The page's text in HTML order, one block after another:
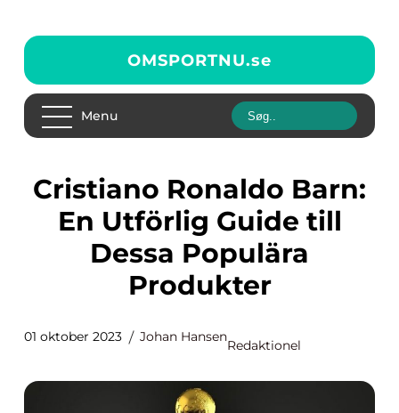
OMSPORTNU.se
Menu
Cristiano Ronaldo Barn:
En Utförlig Guide till
Dessa Populära
Produkter
01 oktober 2023 Johan Hansen
Redaktionel